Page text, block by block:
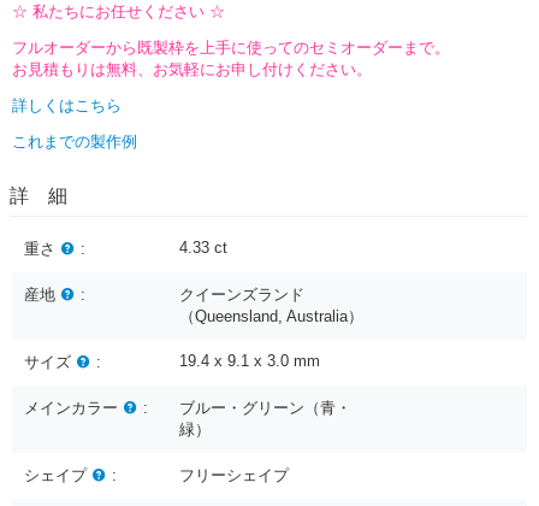
☆ 私たちにお任せください ☆
フルオーダーから既製枠を上手に使ってのセミオーダーまで。
お見積もりは無料、お気軽にお申し付けください。
詳しくはこちら
これまでの製作例
詳 細
重さ : 4.33 ct
産地 :
クイーンズランド
（Queensland, Australia）
サイズ : 19.4 x 9.1 x 3.0 mm
メインカラー :
ブルー・グリーン（青・
緑）
シェイプ : フリーシェイプ